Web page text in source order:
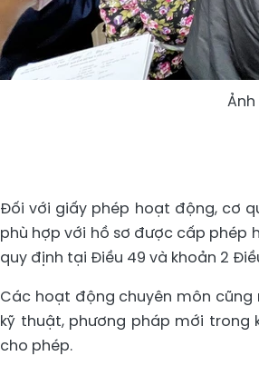
Đối với giấy phép hoạt động, cơ
phù hợp với hồ sơ được cấp phép
quy định tại Điều 49 và khoản 2
Các hoạt động chuyên môn
kỹ thuật, phương pháp mới trong
cho phép.